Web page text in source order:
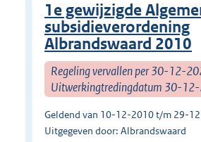
1e gewijzigde
subsidieverordening
Albrandswaard 2010
Regeling vervallen per 30-12-
Uitwerkingtredingdatum 30-
Geldend van 10-12-2010 t/m 29-
Uitgegeven door: Albrandswaard